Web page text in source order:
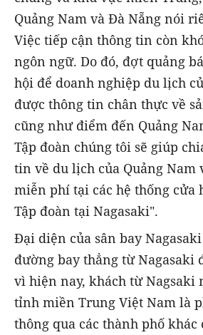
Quảng Nam và Đà Nẵng nói
Việc tiếp cận thông tin còn
ngôn ngữ. Do đó, đợt quảng
hội để doanh nghiệp du lịch
được thông tin chân thực về
cũng như điểm đến Quảng
Tập đoàn chúng tôi sẽ giúp
tin về du lịch của Quảng Nam
miễn phí tại các hệ thống cửa
Tập đoàn tại Nagasaki".
Đại diện của sân bay
đường bay thẳng từ Nagasaki
vì hiện nay, khách từ Nagsaki
tỉnh miền Trung Việt Nam là
thông qua các thành phố khác